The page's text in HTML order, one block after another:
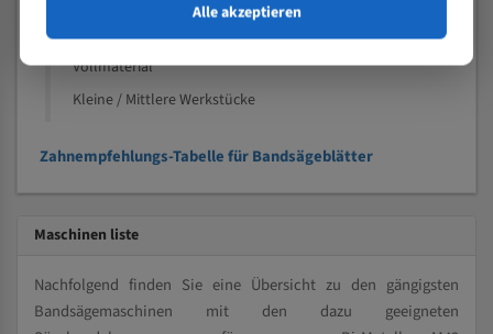
Speziell entwickelt für Profile / Rohre
Kleine und mittlere Profile / Kleine Durchmesser
Vollmaterial
Kleine / Mittlere Werkstücke
Zahnempfehlungs-Tabelle für Bandsägeblätter
Maschinen liste
Nachfolgend finden Sie eine Übersicht zu den gängigsten
Bandsägemaschinen mit den dazu geeigneten
Alle akzeptieren